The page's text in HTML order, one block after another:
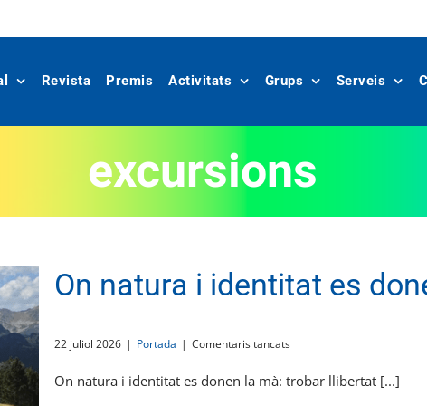
Revista Premis Activitats Grups Serveis
excursions
On natura i identitat es
22 juliol 2026 | Portada | Comentaris tancatsa
natura
On natura i identitat es donen la mà: trobar llibertat [...]